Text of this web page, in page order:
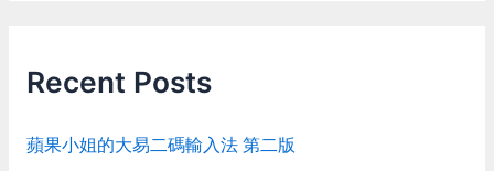
Recent Posts
蘋果小姐的大易二碼輸入法 第二版